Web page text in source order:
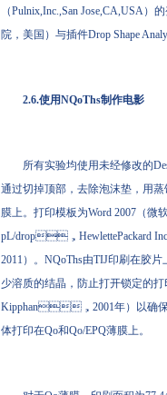
（Pulnix,Inc.,San Jose,CA,USA
院，美国）与插件Drop Shape
2.6.使用NQoThs制作电影
所有实验均使用未经修改的
通过切掉顶部，去除泡沫垫
膜上。打印模板为Word 2007
pL/drop，HewlettePackard
2011）。NQoThs由TIJ印刷在胶片
少溶质的结晶，防止打开锁定的打
Kipphan，2001年）以确保
体打印在Qo和Qo/EPQ薄膜上。